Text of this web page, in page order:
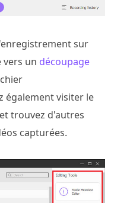
sur
vers un découpage
également visiter le
et trouvez d'autres
capturées.